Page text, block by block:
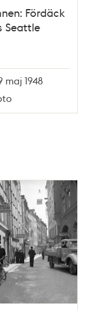
Fördäck
Seattle
maj 1948